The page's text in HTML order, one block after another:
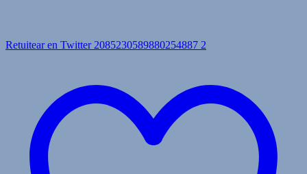
Retuitear en Twitter 2085230589880254887 2